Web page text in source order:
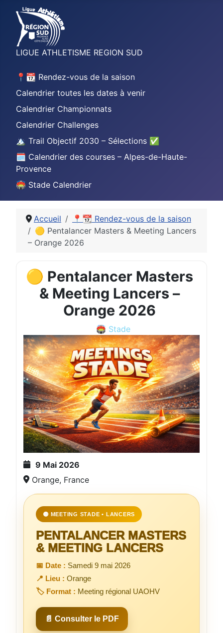
LIGUE ATHLETISME REGION SUD
📍📆 Rendez-vous de la saison
Calendrier toutes les dates à venir
Calendrier Championnats
Calendrier Challenges
🏔️ Trail Objectif 2030 – Sélections ✅
🗓️ Calendrier des courses – Alpes-de-Haute-
Provence
🏟️ Stade Calendrier
Accueil
📍📆 Rendez-vous de la saison
🟡 Pentalancer Masters & Meeting Lancers
– Orange 2026
🟡 Pentalancer Masters
& Meeting Lancers –
Orange 2026
🏟️ Stade
9 Mai 2026
Orange, France
🟡 MEETING STADE • LANCERS
PENTALANCER MASTERS
& MEETING LANCERS
📅 Date : Samedi 9 mai 2026
📍 Lieu : Orange
🏷️ Format : Meeting régional UAOHV
📄 Consulter le PDF